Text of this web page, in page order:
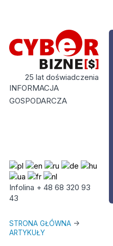
25 lat doświadczenia
INFORMACJA
GOSPODARCZA
Infolina + 48 68 320 93
43
STRONA GŁÓWNA->
ARTYKUŁY